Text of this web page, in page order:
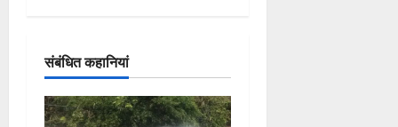
न
संबंधित कहानियां